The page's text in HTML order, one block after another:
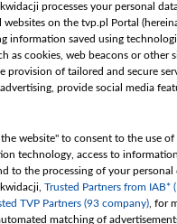
Бяспека
Youtube
Белсат news
Белсат Shorts
Жэстачайшы мульт
Belsat English
Biełsat PL
Белсат Now
processes your personal
on the tvp.pl Portal
information saved using
as cookies, web beacons or other
provision of tailored and secure
provide social media
website" to consent to the use
technology, access to
to the processing of your personal
Trusted Partners from IAB*
TVP Partners (93 company) , for
matching of